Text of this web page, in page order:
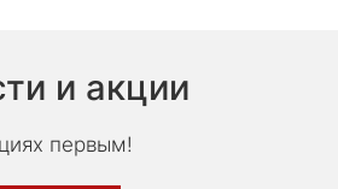
и акции
первым!